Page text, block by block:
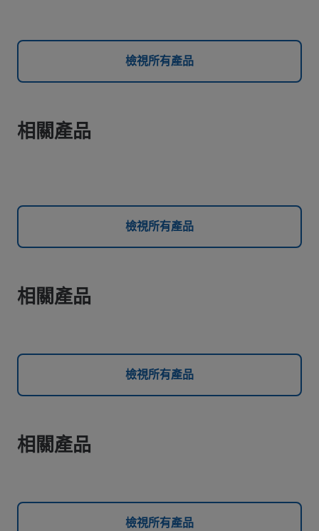
檢視所有產品
相關產品
檢視所有產品
相關產品
檢視所有產品
相關產品
檢視所有產品